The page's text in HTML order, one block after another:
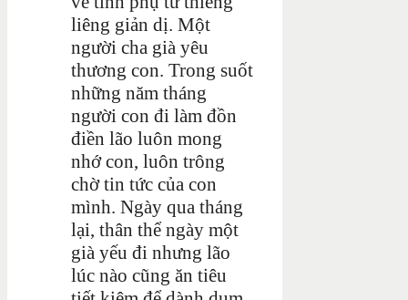
liêng giản dị. Một
người cha già yêu
thương con. Trong suốt
những năm tháng
người con đi làm đồn
điền lão luôn mong
nhớ con, luôn trông
chờ tin tức của con
mình. Ngày qua tháng
lại, thân thể ngày một
già yếu đi nhưng lão
lúc nào cũng ăn tiêu